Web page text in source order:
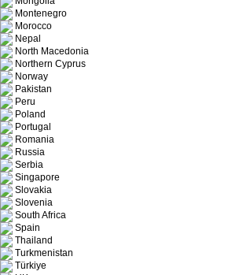
Montenegro
Morocco
Nepal
North Macedonia
Northern Cyprus
Norway
Pakistan
Peru
Poland
Portugal
Romania
Russia
Serbia
Singapore
Slovakia
Slovenia
South Africa
Spain
Thailand
Turkmenistan
Türkiye